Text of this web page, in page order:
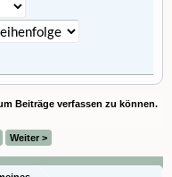
Beiträge verfassen zu können.
Weiter >